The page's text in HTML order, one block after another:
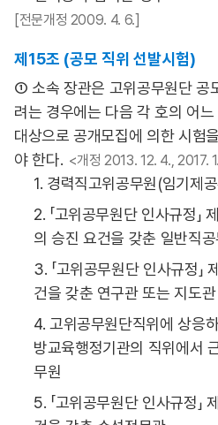
[전문개정 2009. 4. 6.]
제15조 (공모 직위 선발시험)
① 소속 장관은 고위공무원단 공
려는 경우에는 다음 각 호의 어
대상으로 공개모집에 의한 시험
야 한다. <개정 2013. 12. 4., 2017.
1. 경력직고위공무원(임기제
2. 「고위공무원단 인사규정」
의 승진 요건을 갖춘 일반직공
3. 「고위공무원단 인사규정
건을 갖춘 연구관 또는 지도관
4. 고위공무원단직위에 상응
방교육행정기관의 직위에서
무원
5. 「고위공무원단 인사규정